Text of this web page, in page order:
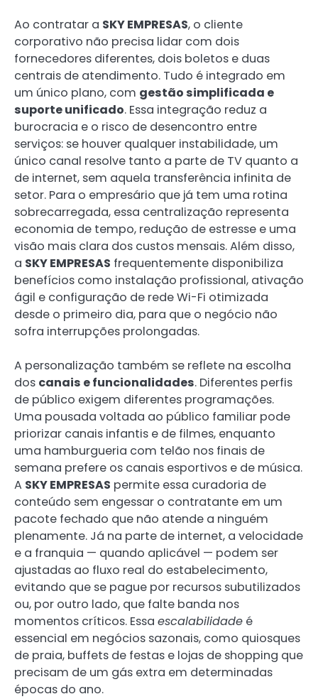
Ao contratar a SKY EMPRESAS, o cliente
corporativo não precisa lidar com dois
fornecedores diferentes, dois boletos e duas
centrais de atendimento. Tudo é integrado em
um único plano, com gestão simplificada e
suporte unificado. Essa integração reduz a
burocracia e o risco de desencontro entre
serviços: se houver qualquer instabilidade, um
único canal resolve tanto a parte de TV quanto a
de internet, sem aquela transferência infinita de
setor. Para o empresário que já tem uma rotina
sobrecarregada, essa centralização representa
economia de tempo, redução de estresse e uma
visão mais clara dos custos mensais. Além disso,
a SKY EMPRESAS frequentemente disponibiliza
benefícios como instalação profissional, ativação
ágil e configuração de rede Wi-Fi otimizada
desde o primeiro dia, para que o negócio não
sofra interrupções prolongadas.
A personalização também se reflete na escolha
dos canais e funcionalidades. Diferentes perfis
de público exigem diferentes programações.
Uma pousada voltada ao público familiar pode
priorizar canais infantis e de filmes, enquanto
uma hamburgueria com telão nos finais de
semana prefere os canais esportivos e de música.
A SKY EMPRESAS permite essa curadoria de
conteúdo sem engessar o contratante em um
pacote fechado que não atende a ninguém
plenamente. Já na parte de internet, a velocidade
e a franquia — quando aplicável — podem ser
ajustadas ao fluxo real do estabelecimento,
evitando que se pague por recursos subutilizados
ou, por outro lado, que falte banda nos
momentos críticos. Essa escalabilidade é
essencial em negócios sazonais, como quiosques
de praia, buffets de festas e lojas de shopping que
precisam de um gás extra em determinadas
épocas do ano.